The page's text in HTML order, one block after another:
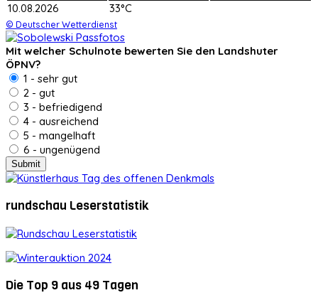
10.08.2026
33°C
© Deutscher Wetterdienst
Mit welcher Schulnote bewerten Sie den Landshuter
ÖPNV?
1 - sehr gut
2 - gut
3 - befriedigend
4 - ausreichend
5 - mangelhaft
6 - ungenügend
rundschau Leserstatistik
Die Top 9 aus 49 Tagen